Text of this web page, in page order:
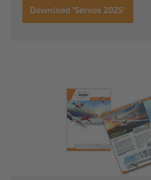
Download "Servos 2025"